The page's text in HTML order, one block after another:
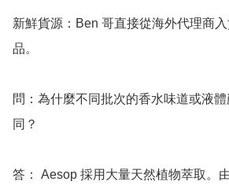
新鮮貨源：Ben 哥直接從海外代理商
品。
問：為什麼不同批次的香水味道或液
同？
答： Aesop 採用大量天然植物萃取。